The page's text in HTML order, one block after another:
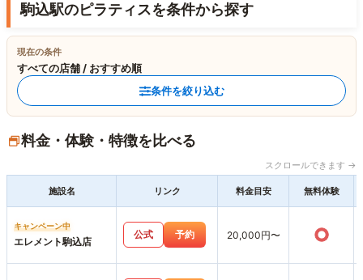
駒込駅のピラティスを条件から探す
現在の条件
すべての店舗 / おすすめ順
条件を絞り込む
料金・体験・特徴を比べる
スクロールできます →
施設名 リンク 料金目安 無料体験
キャンペーン中
エレメント駒込店
公式 予約 20,000円〜 ○